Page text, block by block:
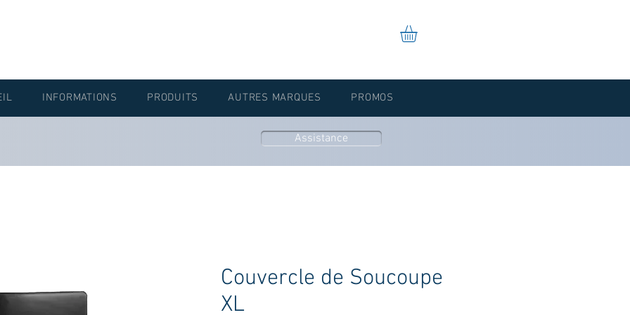
Couvercle de Soucoupe
XL
Assistance
INFORMATIONS PRODUITS AUTRES MARQUES PROMOS